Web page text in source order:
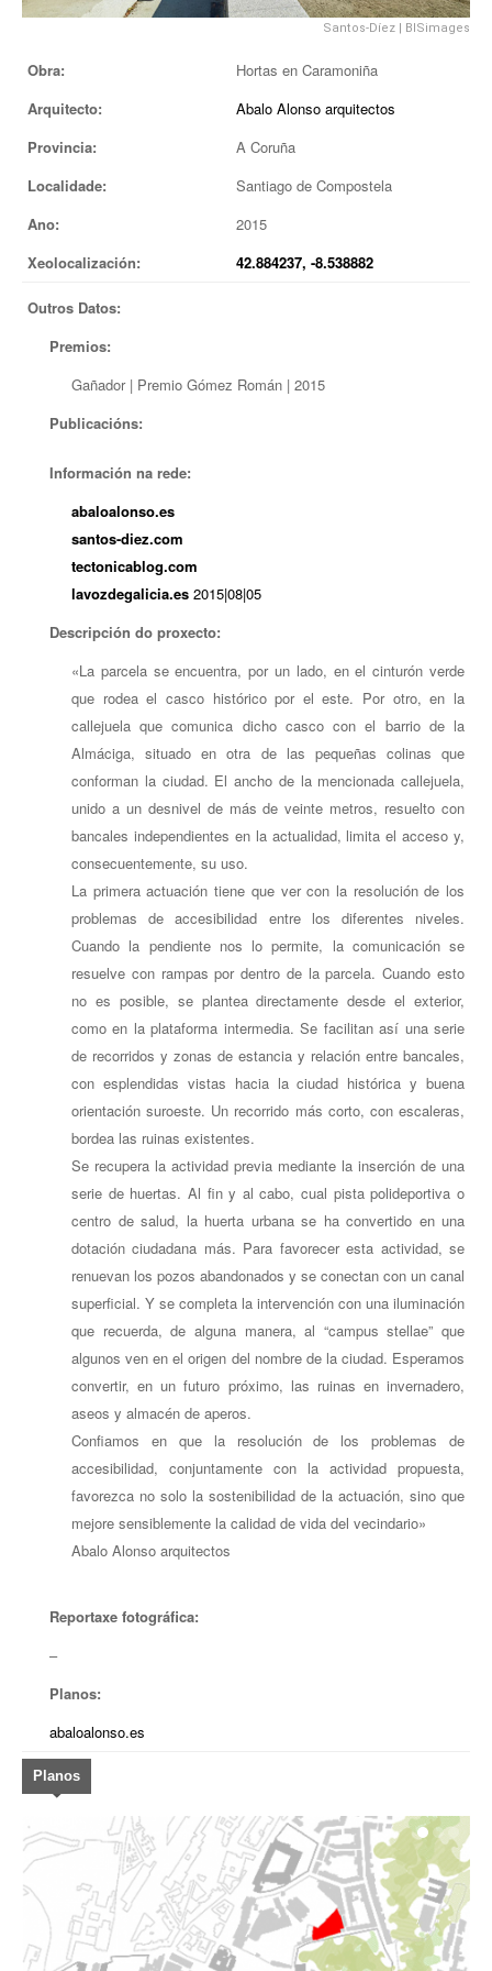
Santos-Díez | BISimages
Obra:
Hortas en Caramoniña
Arquitecto:
Abalo Alonso arquitectos
Provincia:
A Coruña
Localidade:
Santiago de Compostela
Ano:
2015
Xeolocalización:
42.884237, -8.538882
Outros Datos:
Premios:
Gañador | Premio Gómez Román | 2015
Publicacións:
Información na rede:
abaloalonso.es
santos-diez.com
tectonicablog.com
lavozdegalicia.es 2015|08|05
Descripción do proxecto:
«La parcela se encuentra, por un lado, en el cinturón verde
que rodea el casco histórico por el este. Por otro, en la
callejuela que comunica dicho casco con el barrio de la
Almáciga, situado en otra de las pequeñas colinas que
conforman la ciudad. El ancho de la mencionada callejuela,
unido a un desnivel de más de veinte metros, resuelto con
bancales independientes en la actualidad, limita el acceso y,
consecuentemente, su uso.
La primera actuación tiene que ver con la resolución de los
problemas de accesibilidad entre los diferentes niveles.
Cuando la pendiente nos lo permite, la comunicación se
resuelve con rampas por dentro de la parcela. Cuando esto
no es posible, se plantea directamente desde el exterior,
como en la plataforma intermedia. Se facilitan así una serie
de recorridos y zonas de estancia y relación entre bancales,
con esplendidas vistas hacia la ciudad histórica y buena
orientación suroeste. Un recorrido más corto, con escaleras,
bordea las ruinas existentes.
Se recupera la actividad previa mediante la inserción de una
serie de huertas. Al fin y al cabo, cual pista polideportiva o
centro de salud, la huerta urbana se ha convertido en una
dotación ciudadana más. Para favorecer esta actividad, se
renuevan los pozos abandonados y se conectan con un canal
superficial. Y se completa la intervención con una iluminación
que recuerda, de alguna manera, al “campus stellae” que
algunos ven en el origen del nombre de la ciudad. Esperamos
convertir, en un futuro próximo, las ruinas en invernadero,
aseos y almacén de aperos.
Confiamos en que la resolución de los problemas de
accesibilidad, conjuntamente con la actividad propuesta,
favorezca no solo la sostenibilidad de la actuación, sino que
mejore sensiblemente la calidad de vida del vecindario»
Abalo Alonso arquitectos
Reportaxe fotográfica:
–
Planos:
abaloalonso.es
Planos